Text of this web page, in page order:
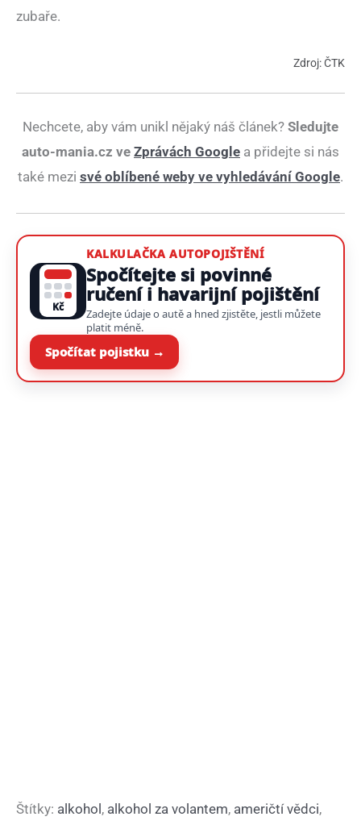
zubaře.
Zdroj: ČTK
Nechcete, aby vám unikl nějaký náš článek? Sledujte
auto-mania.cz ve Zprávách Google a přidejte si nás
také mezi své oblíbené weby ve vyhledávání Google.
Kč
KALKULAČKA AUTOPOJIŠTĚNÍ
Spočítejte si povinné
ručení i havarijní pojištění
Zadejte údaje o autě a hned zjistěte, jestli můžete
platit méně.
Spočítat pojistku →
Štítky: alkohol, alkohol za volantem, američtí vědci,